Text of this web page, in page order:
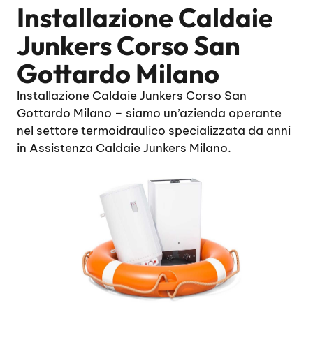
Installazione Caldaie
Junkers Corso San
Gottardo Milano
Installazione Caldaie Junkers Corso San
Gottardo Milano – siamo un’azienda operante
nel settore termoidraulico specializzata da anni
in Assistenza Caldaie Junkers Milano.